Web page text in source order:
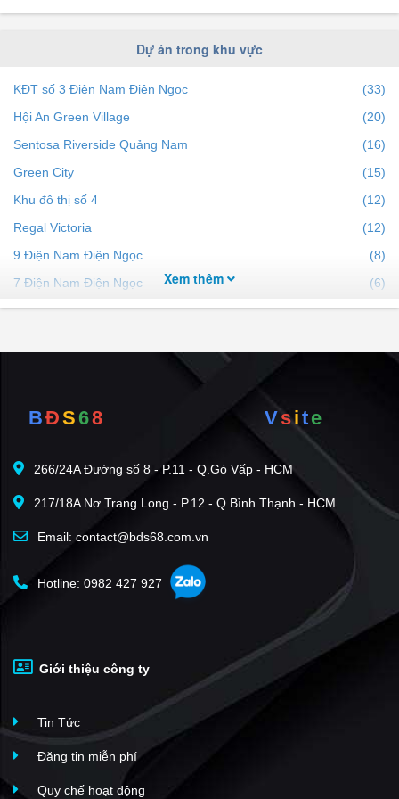
Mua bán nhà đất dự án Thái Dương 2 diện tích trên
100m²
Dự án trong khu vực
KĐT số 3 Điện Nam Điện Ngọc
(33)
Hội An Green Village
(20)
Sentosa Riverside Quảng Nam
(16)
Green City
(15)
Khu đô thị số 4
(12)
Regal Victoria
(12)
9 Điện Nam Điện Ngọc
(8)
7 Điện Nam Điện Ngọc
(6)
Ngọc Dương Riverside
(5)
Castia Palm Quảng Nam
The Mansion Hội An
Phố Chợ Điện Ngọc
(2)
Coco Center House
Khu đô thị Dương Ngọc
Điện Nam Trung
Epic Town Điện Thắng
Khu đô thị TTHC Điện Thắng Trung
Khu phố chợ Điện Nam Bắc
Sun Gate City
The Residences at Arbora, a Luxury Collection Reso
Xem thêm
BĐS68 Vsite
266/24A Đường số 8 - P.11 - Q.Gò Vấp - HCM
217/18A Nơ Trang Long - P.12 - Q.Bình Thạnh - HCM
Email: contact@bds68.com.vn
Hotline: 0982 427 927
Giới thiệu công ty
Tin Tức
Đăng tin miễn phí
Quy chế hoạt động